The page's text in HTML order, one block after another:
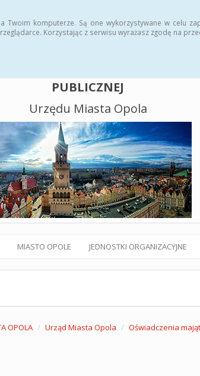
komputerze. Są one wykorzystywane w celu
Korzystając z serwisu wyrażasz zgodę na
PUBLICZNEJ
Urzędu Miasta Opola
MIASTO OPOLE JEDNOSTKI ORGANIZACYJNE
OPOLA Urząd Miasta Opola Oświadczenia